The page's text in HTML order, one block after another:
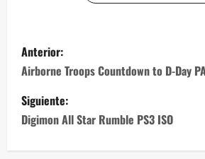
N
a
v
e
Anterior:
Airborne Troops Countdown to D-Day
Siguiente:
Digimon All Star Rumble PS3 ISO